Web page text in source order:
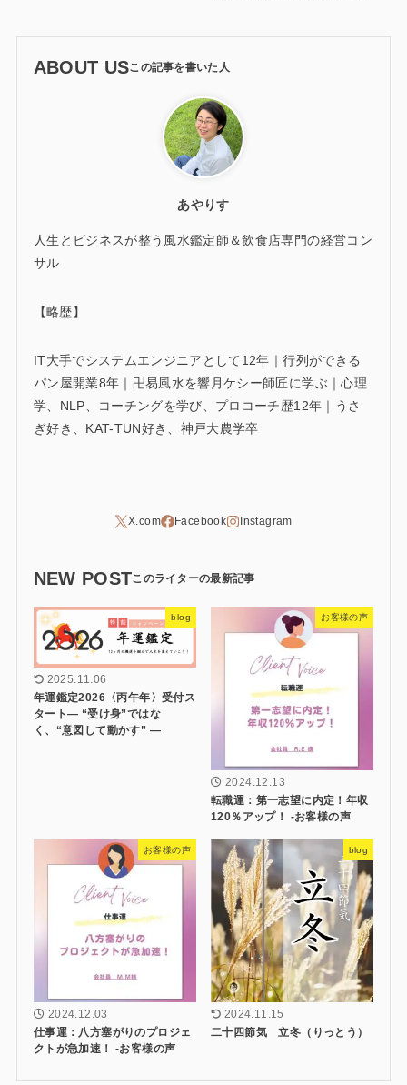
ABOUT US
あやりす
人生とビジネスが整う風水鑑定師＆飲食店専門の経営コン
サル
【略歴】
IT大手でシステムエンジニアとして12年｜行列ができる
パン屋開業8年｜卍易風水を響月ケシー師匠に学ぶ｜心理
学、NLP、コーチングを学び、プロコーチ歴12年｜うさ
ぎ好き、KAT-TUN好き、神戸大農学卒
NEW POST
blog
2025.11.06
年運鑑定2026〈丙午年〉受付ス
タート― “受け身”ではな
く、“意図して動かす” ―
お客様の声
2024.12.13
転職運：第一志望に内定！年収
120％アップ！ -お客様の声
お客様の声
2024.12.03
仕事運：八方塞がりのプロジェ
クトが急加速！ -お客様の声
blog
2024.11.15
二十四節気 立冬（りっとう）